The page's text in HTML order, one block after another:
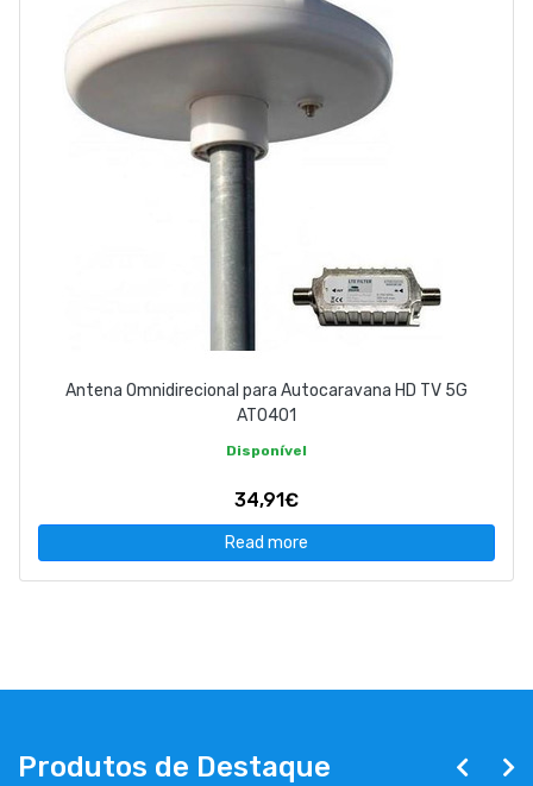
CONTACT
263 710 898 geral@luxivo.pt
Antena Omnidirecional para Autocaravana HD TV 5G
AT0401
Disponível
34,91€
Read more
Produtos de Destaque